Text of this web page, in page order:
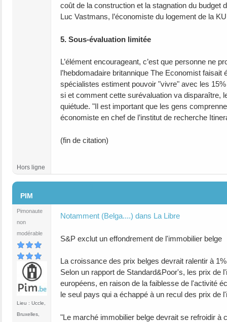
coût de la construction et la stagnation du budget
Luc Vastmans, l’économiste du logement de la
5. Sous-évaluation limitée
L’élément encourageant, c’est que personne ne
l’hebdomadaire britannique The Economist
spécialistes estiment pouvoir "vivre" avec les
si et comment cette surévaluation va disparaître,
quiétude. "Il est important que les gens
économiste en chef de l’institut de recherche
(fin de citation)
Hors ligne
PIM
Pimonaute
non
modérable
Lieu : Uccle,
Bruxelles,
Notamment (Belga....) dans La Libre
S&P exclut un effondrement de l'immobilier belge
La croissance des prix belges devrait ralentir à
Selon un rapport de Standard&Poor's, les prix de
européens, en raison de la faiblesse de l'activité
le seul pays qui a échappé à un recul des prix de
"Le marché immobilier belge devrait se refroidir